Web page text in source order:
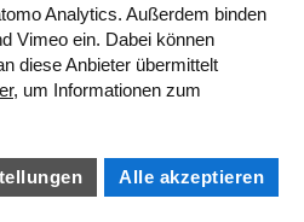
Analytics. Außerdem binden
Vimeo ein. Dabei können
diese Anbieter übermittelt
, um Informationen zum
Alle akzeptieren